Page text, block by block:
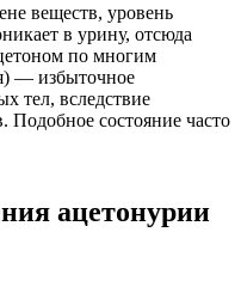
веществ, уровень
в урину, отсюда
по многим
— избыточное
тел, вследствие
Подобное состояние часто
ацетонурии